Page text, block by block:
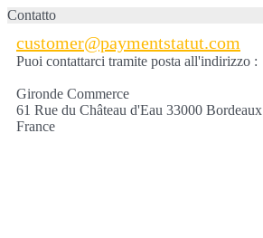
Contatto
customer@paymentstatut.com
Puoi contattarci tramite posta all'indirizzo :
Gironde Commerce
61 Rue du Château d'Eau 33000 Bordeaux
France